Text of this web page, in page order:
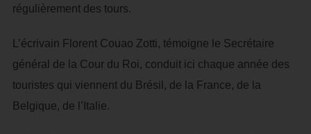
régulièrement des tours.
L’écrivain Florent Couao Zotti, témoigne le Secrétaire
général de la Cour du Roi, conduit ici chaque année des
touristes qui viennent du Brésil, de la France, de la
Belgique, de l’Italie.